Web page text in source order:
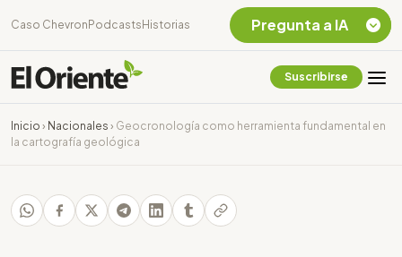
Caso Chevron Podcasts Historias
Suscribirse
Inicio › Nacionales › Geocronología como herramienta fundamental en
la cartografía geológica
Pregunta a IA
Chevron Ecuador